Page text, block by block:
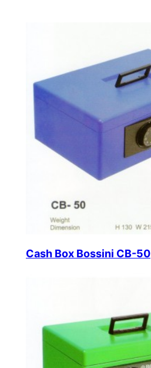
Cash Box Bossini CB-50